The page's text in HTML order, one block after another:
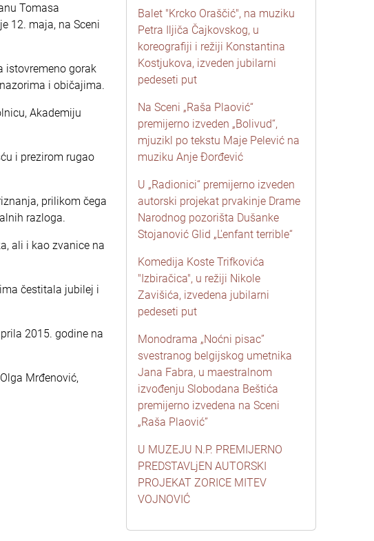
Tomasa
12. maja, na Sceni
istovremeno gorak
i običajima.
Akademiju
i prezirom rugao
prilikom čega
razloga.
ali i kao zvanice na
čestitala jubilej i
2015. godine na
Mrđenović,
Balet "Krcko Oraščić", na muziku
Petra Iljiča Čajkovskog, u
koreografiji i režiji Konstantina
Kostjukova, izveden jubilarni
pedeseti put
Na Sceni „Raša Plaović“
premijerno izveden „Bolivud“,
mjuzikl po tekstu Maje Pelević na
muziku Anje Đorđević
U „Radionici“ premijerno izveden
autorski projekat prvakinje Drame
Narodnog pozorišta Dušanke
Stojanović Glid „L'enfant terrible“
Komedija Koste Trifkovića
"Izbiračica", u režiji Nikole
Zavišića, izvedena jubilarni
pedeseti put
Monodrama „Noćni pisac”
svestranog belgijskog umetnika
Jana Fabra, u maestralnom
izvođenju Slobodana Beštića
premijerno izvedena na Sceni
„Raša Plaović”
U MUZEJU N.P. PREMIJERNO
PREDSTAVLjEN AUTORSKI
PROJEKAT ZORICE MITEV
VOJNOVIĆ